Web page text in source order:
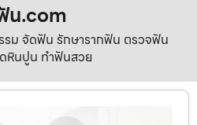
น.com
ม จัดฟัน รักษารากฟัน ตรวจฟัน
หินปูน ทำฟันสวย